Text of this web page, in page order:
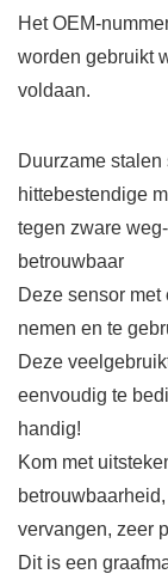
Het OEM-
worden gebruikt
voldaan.
Duurzame
hittebestendige
tegen zware
betrouwbaar
Deze sensor
nemen en te
Deze
eenvoudig te
handig!
Kom met
vervangen, zeer
Dit is een